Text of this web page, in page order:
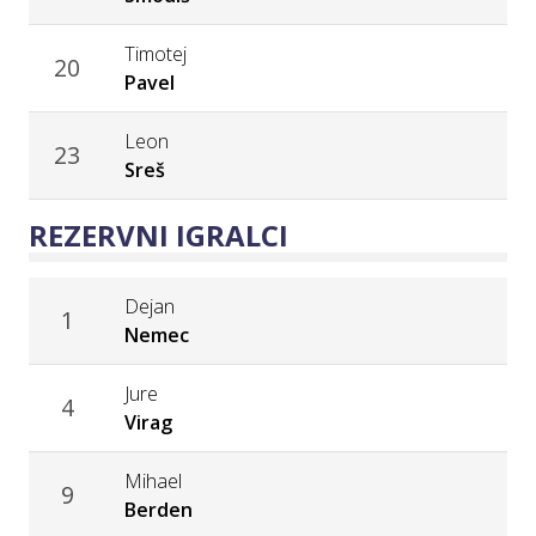
20
Timotej
Pavel
23
Leon
Sreš
REZERVNI IGRALCI
1
Dejan
Nemec
4
Jure
Virag
9
Mihael
Berden